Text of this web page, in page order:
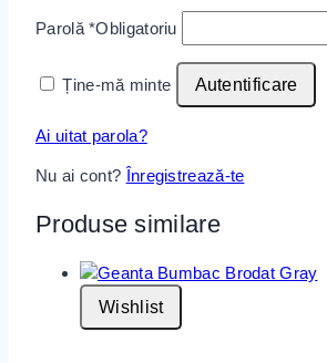
Parolă*Obligatoriu
Ține-mă minte Autentificare
Ai uitat parola?
Nu ai cont? Înregistrează-te
Produse similare
Wishlist